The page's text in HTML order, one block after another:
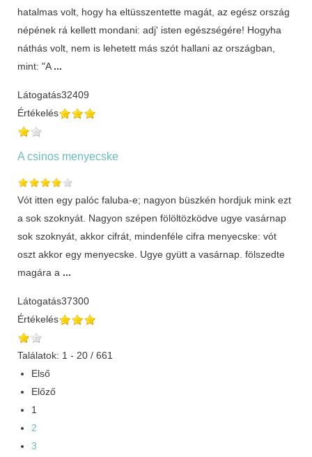
hatalmas volt, hogy ha eltüsszentette magát, az egész ország
népének rá kellett mondani: adj' isten egészségére! Hogyha
náthás volt, nem is lehetett más szót hallani az országban,
mint: "A ...
Látogatás32409
Értékelés
A csinos menyecske
Vót itten egy palóc faluba-e; nagyon büszkén hordjuk mink ezt
a sok szoknyát. Nagyon szépen fölöltözködve ugye vasárnap
sok szoknyát, akkor cifrát, mindenféle cifra menyecske: vót
oszt akkor egy menyecske. Ugye gyütt a vasárnap. fölszedte
magára a ...
Látogatás37300
Értékelés
Találatok: 1 - 20 / 661
Első
Előző
1
2
3